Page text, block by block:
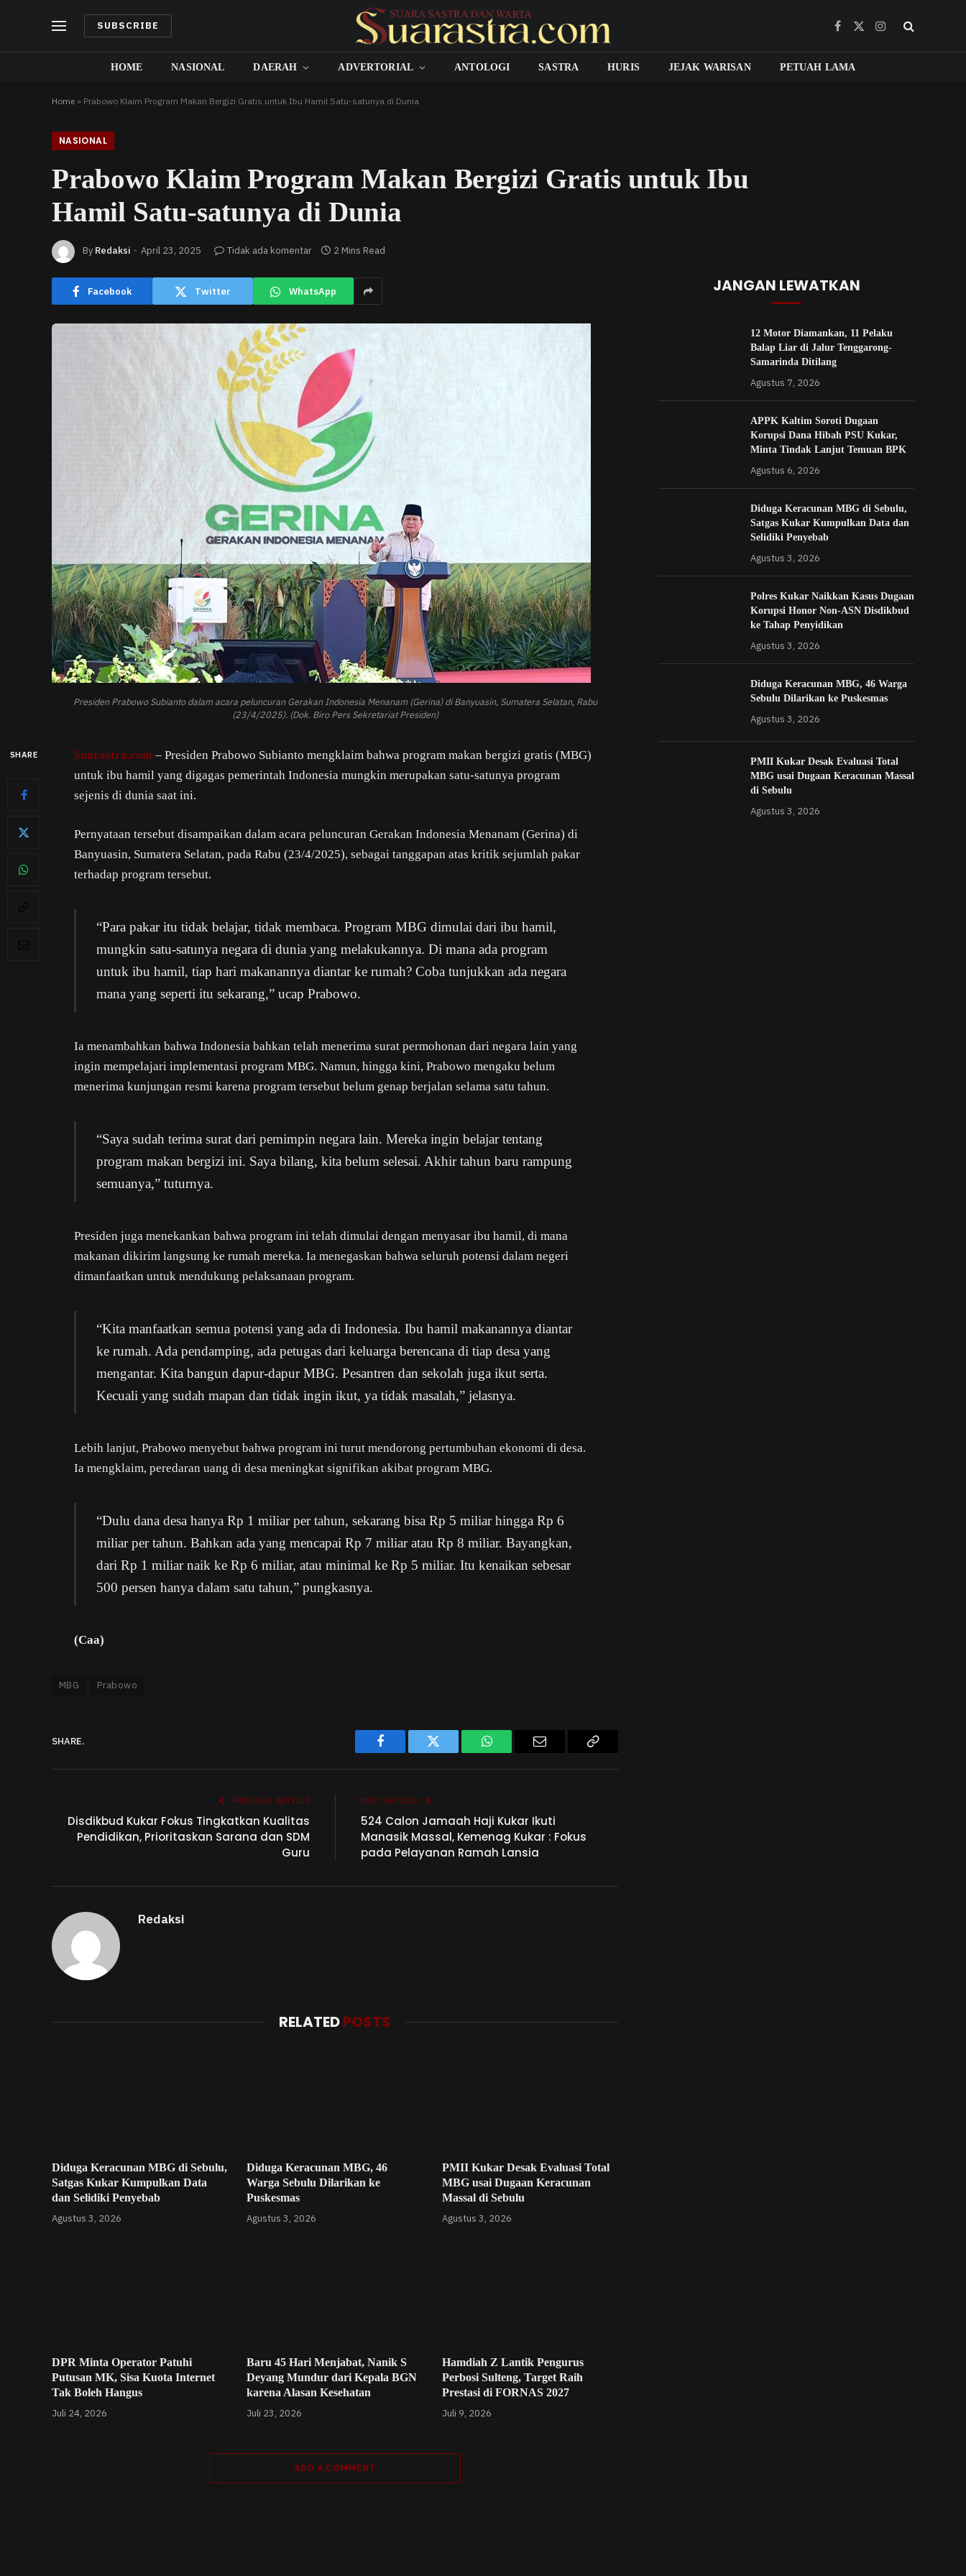
SUBSCRIBE Facebook
X
Instagram
HOME NASIONAL DAERAH ADVERTORIAL ANTOLOGI SASTRA HURIS JEJAK WARISAN PETUAH LAMA
Home » Prabowo Klaim Program Makan Bergizi Gratis untuk Ibu Hamil Satu-satunya di Dunia
NASIONAL
Prabowo Klaim Program Makan Bergizi Gratis untuk Ibu
Hamil Satu-satunya di Dunia
By Redaksi April 23, 2025 Tidak ada komentar 2 Mins Read
Facebook Twitter WhatsApp
Presiden Prabowo Subianto dalam acara peluncuran Gerakan Indonesia Menanam (Gerina) di Banyuasin, Sumatera Selatan, Rabu
(23/4/2025). (Dok. Biro Pers Sekretariat Presiden)
SHARE Suarastra.com – Presiden Prabowo Subianto mengklaim bahwa program makan bergizi gratis (MBG)
untuk ibu hamil yang digagas pemerintah Indonesia mungkin merupakan satu-satunya program
sejenis di dunia saat ini.
Pernyataan tersebut disampaikan dalam acara peluncuran Gerakan Indonesia Menanam (Gerina) di
Banyuasin, Sumatera Selatan, pada Rabu (23/4/2025), sebagai tanggapan atas kritik sejumlah pakar
terhadap program tersebut.
“Para pakar itu tidak belajar, tidak membaca. Program MBG dimulai dari ibu hamil,
mungkin satu-satunya negara di dunia yang melakukannya. Di mana ada program
untuk ibu hamil, tiap hari makanannya diantar ke rumah? Coba tunjukkan ada negara
mana yang seperti itu sekarang,” ucap Prabowo.
Ia menambahkan bahwa Indonesia bahkan telah menerima surat permohonan dari negara lain yang
ingin mempelajari implementasi program MBG. Namun, hingga kini, Prabowo mengaku belum
menerima kunjungan resmi karena program tersebut belum genap berjalan selama satu tahun.
“Saya sudah terima surat dari pemimpin negara lain. Mereka ingin belajar tentang
program makan bergizi ini. Saya bilang, kita belum selesai. Akhir tahun baru rampung
semuanya,” tuturnya.
Presiden juga menekankan bahwa program ini telah dimulai dengan menyasar ibu hamil, di mana
makanan dikirim langsung ke rumah mereka. Ia menegaskan bahwa seluruh potensi dalam negeri
dimanfaatkan untuk mendukung pelaksanaan program.
“Kita manfaatkan semua potensi yang ada di Indonesia. Ibu hamil makanannya diantar
ke rumah. Ada pendamping, ada petugas dari keluarga berencana di tiap desa yang
mengantar. Kita bangun dapur-dapur MBG. Pesantren dan sekolah juga ikut serta.
Kecuali yang sudah mapan dan tidak ingin ikut, ya tidak masalah,” jelasnya.
Lebih lanjut, Prabowo menyebut bahwa program ini turut mendorong pertumbuhan ekonomi di desa.
Ia mengklaim, peredaran uang di desa meningkat signifikan akibat program MBG.
“Dulu dana desa hanya Rp 1 miliar per tahun, sekarang bisa Rp 5 miliar hingga Rp 6
miliar per tahun. Bahkan ada yang mencapai Rp 7 miliar atau Rp 8 miliar. Bayangkan,
dari Rp 1 miliar naik ke Rp 6 miliar, atau minimal ke Rp 5 miliar. Itu kenaikan sebesar
500 persen hanya dalam satu tahun,” pungkasnya.
(Caa)
MBG Prabowo
SHARE.
Facebook Twitter WhatsApp
PREVIOUS ARTICLE
Disdikbud Kukar Fokus Tingkatkan Kualitas
Pendidikan, Prioritaskan Sarana dan SDM
Guru
NEXT ARTICLE
524 Calon Jamaah Haji Kukar Ikuti
Manasik Massal, Kemenag Kukar : Fokus
pada Pelayanan Ramah Lansia
Redaksi
RELATEDPOSTS
Diduga Keracunan MBG di Sebulu,
Satgas Kukar Kumpulkan Data
dan Selidiki Penyebab
Agustus 3, 2026
Diduga Keracunan MBG, 46
Warga Sebulu Dilarikan ke
Puskesmas
Agustus 3, 2026
PMII Kukar Desak Evaluasi Total
MBG usai Dugaan Keracunan
Massal di Sebulu
Agustus 3, 2026
DPR Minta Operator Patuhi
Putusan MK, Sisa Kuota Internet
Tak Boleh Hangus
Juli 24, 2026
Baru 45 Hari Menjabat, Nanik S
Deyang Mundur dari Kepala BGN
karena Alasan Kesehatan
Juli 23, 2026
Hamdiah Z Lantik Pengurus
Perbosi Sulteng, Target Raih
Prestasi di FORNAS 2027
Juli 9, 2026
ADD A COMMENT
JANGAN LEWATKAN
12 Motor Diamankan, 11 Pelaku
Balap Liar di Jalur Tenggarong-
Samarinda Ditilang
Agustus 7, 2026
APPK Kaltim Soroti Dugaan
Korupsi Dana Hibah PSU Kukar,
Minta Tindak Lanjut Temuan BPK
Agustus 6, 2026
Diduga Keracunan MBG di Sebulu,
Satgas Kukar Kumpulkan Data dan
Selidiki Penyebab
Agustus 3, 2026
Polres Kukar Naikkan Kasus Dugaan
Korupsi Honor Non-ASN Disdikbud
ke Tahap Penyidikan
Agustus 3, 2026
Diduga Keracunan MBG, 46 Warga
Sebulu Dilarikan ke Puskesmas
Agustus 3, 2026
PMII Kukar Desak Evaluasi Total
MBG usai Dugaan Keracunan Massal
di Sebulu
Agustus 3, 2026